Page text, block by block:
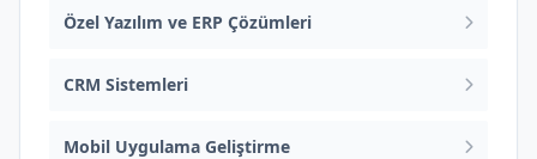
Özel Yazılım ve ERP Çözümleri
CRM Sistemleri
Mobil Uygulama Geliştirme